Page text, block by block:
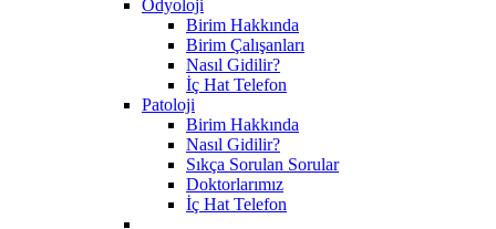
Odyoloji
Birim Hakkında
Birim Çalışanları
Nasıl Gidilir?
İç Hat Telefon
Patoloji
Birim Hakkında
Nasıl Gidilir?
Sıkça Sorulan Sorular
Doktorlarımız
İç Hat Telefon